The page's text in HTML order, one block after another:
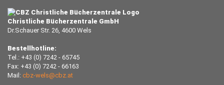
Christliche Bücherzentrale GmbH
Dr.Schauer Str. 26, 4600 Wels
Bestellhotline:
Tel.: +43 (0) 7242 - 65745
Fax: +43 (0) 7242 - 66163
Mail: cbz-wels@cbz.at